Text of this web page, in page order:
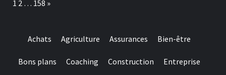
Page:
1 2 … 158 Next
»
Achats Agriculture Assurances Bien-être
Bons plans Coaching Construction Entreprise